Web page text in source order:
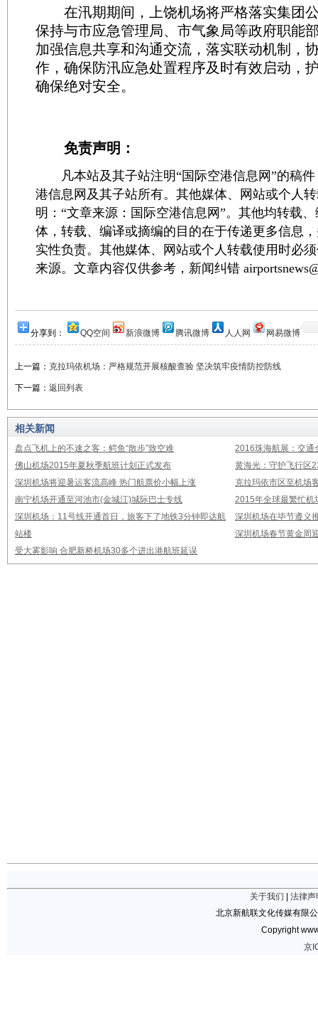
在汛期期间，上饶机场将严格落实集团
保持与市应急管理局、市气象局等政府职能
加强信息共享和沟通交流，落实联动机制，
作，确保防汛应急处置程序及时有效启动，
确保绝对安全。
免责声明：
凡本站及其子站注明“国际空港信息网”的稿件
港信息网及其子站所有。其他媒体、网站或个人
明：“文章来源：国际空港信息网”。其他均转载
体，转载、编译或摘编的目的在于传递更多信息
实性负责。其他媒体、网站或个人转载使用时必
来源。文章内容仅供参考，新闻纠错
分享到： QQ空间 新浪微博 腾讯微博 人人网 网易微博
上一篇： 克拉玛依机场：严格规范开展核酸查验 坚决筑牢疫情防控防线
下一篇： 返回列表
相关新闻
盘点飞机上的不速之客：鳄鱼“散步”致空难
2016珠海航展：交通
佛山机场2015年夏秋季航班计划正式发布
黄海光：守护飞行区
深圳机场将迎暑运客流高峰 热门航票价小幅上涨
克拉玛依市区至机场
南宁机场开通至河池市(金城江)城际巴士专线
2015年全球最繁忙机
深圳机场：11号线开通首日，旅客下了地铁3分钟即达航
站楼
深圳机场在毕节遵义
深圳机场春节黄金周
受大雾影响 合肥新桥机场30多个进出港航班延误
关于我们
法律声
北京新航联文化传媒有限
Copyright
京